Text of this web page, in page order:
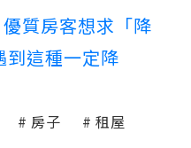
質房客想求「降
到這種一定降
房子 租屋